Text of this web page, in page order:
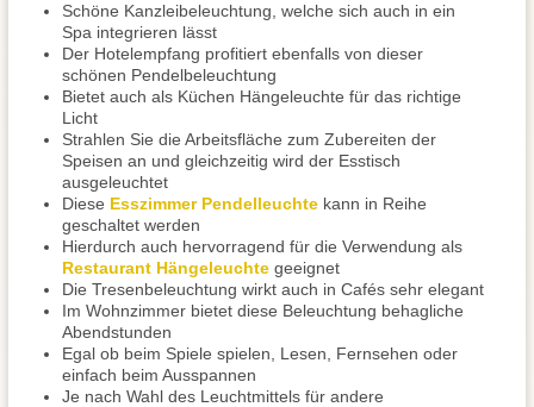
Schöne Kanzleibeleuchtung, welche sich auch in ein
Spa integrieren lässt
Der Hotelempfang profitiert ebenfalls von dieser
schönen Pendelbeleuchtung
Bietet auch als Küchen Hängeleuchte für das richtige
Licht
Strahlen Sie die Arbeitsfläche zum Zubereiten der
Speisen an und gleichzeitig wird der Esstisch
ausgeleuchtet
Diese Esszimmer Pendelleuchte kann in Reihe
geschaltet werden
Hierdurch auch hervorragend für die Verwendung als
Restaurant Hängeleuchte geeignet
Die Tresenbeleuchtung wirkt auch in Cafés sehr elegant
Im Wohnzimmer bietet diese Beleuchtung behagliche
Abendstunden
Egal ob beim Spiele spielen, Lesen, Fernsehen oder
einfach beim Ausspannen
Je nach Wahl des Leuchtmittels für andere